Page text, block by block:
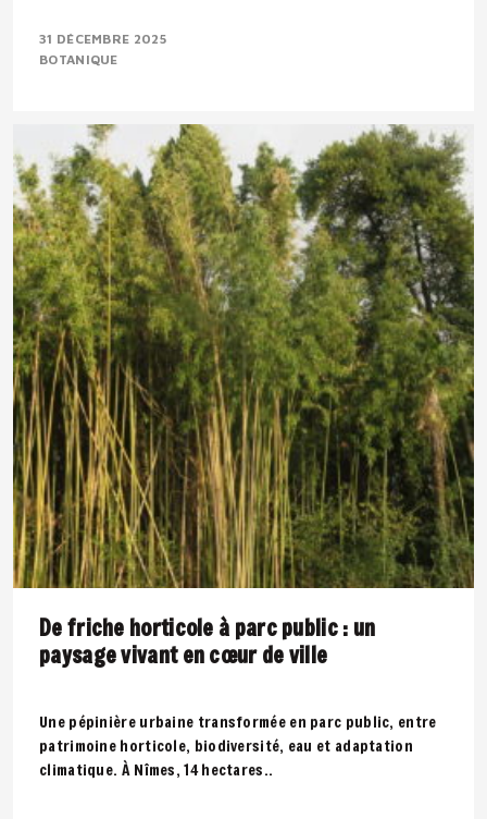
31 DÉCEMBRE 2025
BOTANIQUE
De friche horticole à parc public : un
paysage vivant en cœur de ville
Une pépinière urbaine transformée en parc public, entre
patrimoine horticole, biodiversité, eau et adaptation
climatique. À Nîmes, 14 hectares..